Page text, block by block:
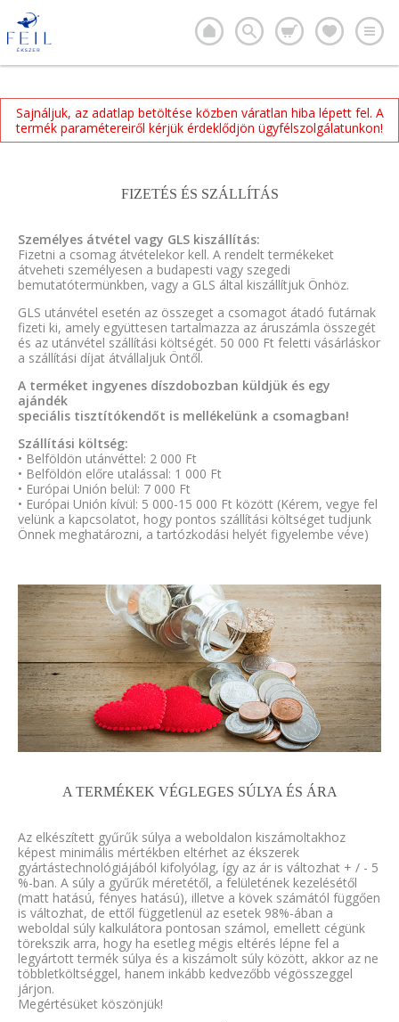
Sajnáljuk, az adatlap betöltése közben váratlan hiba lépett fel. A
termék paramétereiről kérjük érdeklődjön ügyfélszolgálatunkon!
FIZETÉS ÉS SZÁLLÍTÁS
Személyes átvétel vagy GLS kiszállítás:
Fizetni a csomag átvételekor kell. A rendelt termékeket
átveheti személyesen a budapesti vagy szegedi
bemutatótermünkben, vagy a GLS által kiszállítjuk Önhöz.
GLS utánvétel esetén az összeget a csomagot átadó futárnak
fizeti ki, amely együttesen tartalmazza az áruszámla összegét
és az utánvétel szállítási költségét. 50 000 Ft feletti vásárláskor
a szállítási díjat átvállaljuk Öntől.
A terméket ingyenes díszdobozban küldjük és egy
ajándék
speciális tisztítókendőt is mellékelünk a csomagban!
Szállítási költség:
• Belföldön utánvéttel: 2 000 Ft
• Belföldön előre utalással: 1 000 Ft
• Európai Unión belül: 7 000 Ft
• Európai Unión kívül: 5 000-15 000 Ft között (Kérem, vegye fel
velünk a kapcsolatot, hogy pontos szállítási költséget tudjunk
Önnek meghatározni, a tartózkodási helyét figyelembe véve)
A TERMÉKEK VÉGLEGES SÚLYA ÉS ÁRA
Az elkészített gyűrűk súlya a weboldalon kiszámoltakhoz
képest minimális mértékben eltérhet az ékszerek
gyártástechnológiájából kifolyólag, így az ár is változhat + / - 5
%-ban. A súly a gyűrűk méretétől, a felületének kezelésétől
(matt hatású, fényes hatású), illetve a kövek számától függően
is változhat, de ettől függetlenül az esetek 98%-ában a
weboldal súly kalkulátora pontosan számol, emellett cégünk
törekszik arra, hogy ha esetleg mégis eltérés lépne fel a
legyártott termék súlya és a kiszámolt súly között, akkor az ne
többletköltséggel, hanem inkább kedvezőbb végösszeggel
járjon.
Megértésüket köszönjük!